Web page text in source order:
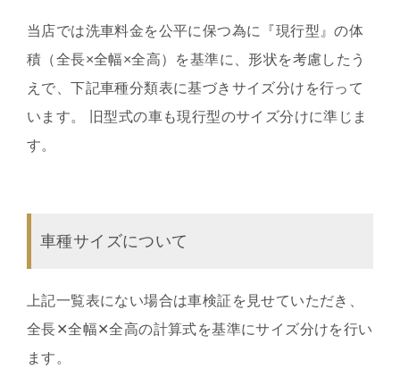
当店では洗車料金を公平に保つ為に『現行型』の体
積（全長×全幅×全高）を基準に、形状を考慮したう
えで、下記車種分類表に基づきサイズ分けを行って
います。 旧型式の車も現行型のサイズ分けに準じま
す。
車種サイズについて
上記一覧表にない場合は車検証を見せていただき、
全長✕全幅✕全高の計算式を基準にサイズ分けを行い
ます。